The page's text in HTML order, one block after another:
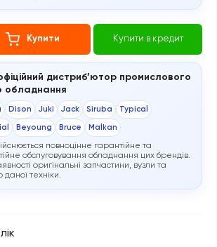
Купити Купити в кредит
дистриб’ютор промислового
обладнання
Dison Juki Jack Siruba Typical
Beyoung Bruce Malkan
повноцінне гарантійне та
обслуговування обладнання цих брендів.
оригінальні запчастини, вузли та
техніки.